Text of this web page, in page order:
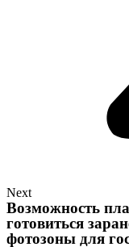
Next
Возможность
готовиться
фотозоны для